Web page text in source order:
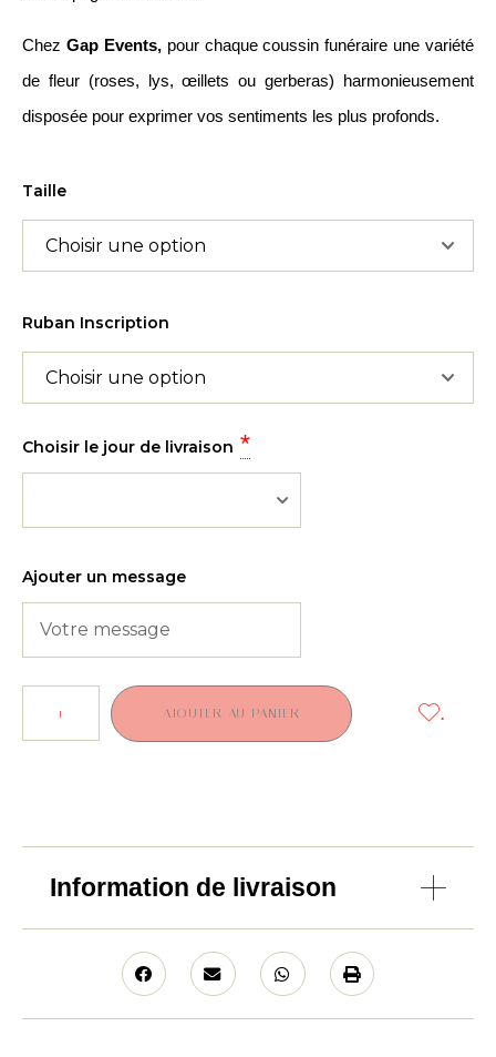
Chez Gap Events,pour chaque coussin funéraire une variété
de fleur (roses, lys, œillets ou gerberas) harmonieusement
disposée pour exprimer vos sentiments les plus profonds.
Taille
Ruban Inscription
Choisir le jour de livraison *
Ajouter un message
AJOUTER AU PANIER .
Information de livraison